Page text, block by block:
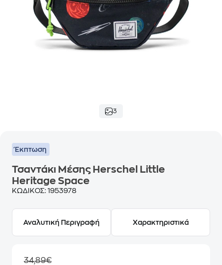
3
Έκπτωση
Τσαντάκι Μέσης Herschel Little
Heritage Space
ΚΩΔΙΚΟΣ: 1953978
Αναλυτική Περιγραφή Χαρακτηριστικά
34,89€